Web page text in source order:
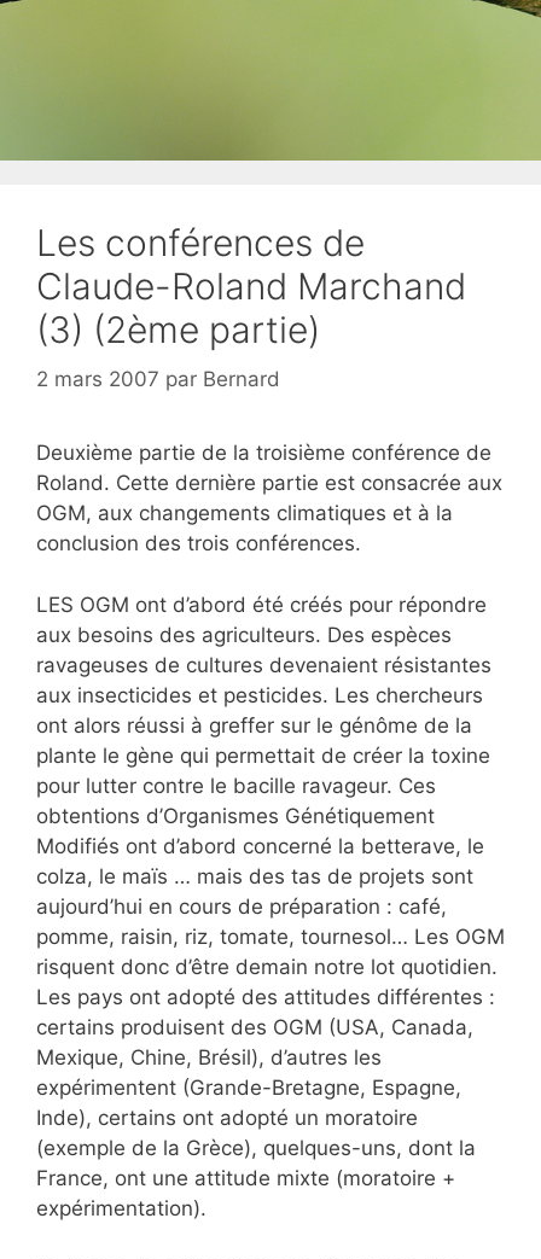
Les conférences de
Claude-Roland Marchand
(3) (2ème partie)
2 mars 2007 par Bernard
Deuxième partie de la troisième conférence de
Roland. Cette dernière partie est consacrée aux
OGM, aux changements climatiques et à la
conclusion des trois conférences.
LES OGM ont d’abord été créés pour répondre
aux besoins des agriculteurs. Des espèces
ravageuses de cultures devenaient résistantes
aux insecticides et pesticides. Les chercheurs
ont alors réussi à greffer sur le génôme de la
plante le gène qui permettait de créer la toxine
pour lutter contre le bacille ravageur. Ces
obtentions d’Organismes Génétiquement
Modifiés ont d’abord concerné la betterave, le
colza, le maïs … mais des tas de projets sont
aujourd’hui en cours de préparation : café,
pomme, raisin, riz, tomate, tournesol… Les OGM
risquent donc d’être demain notre lot quotidien.
Les pays ont adopté des attitudes différentes :
certains produisent des OGM (USA, Canada,
Mexique, Chine, Brésil), d’autres les
expérimentent (Grande-Bretagne, Espagne,
Inde), certains ont adopté un moratoire
(exemple de la Grèce), quelques-uns, dont la
France, ont une attitude mixte (moratoire +
expérimentation).